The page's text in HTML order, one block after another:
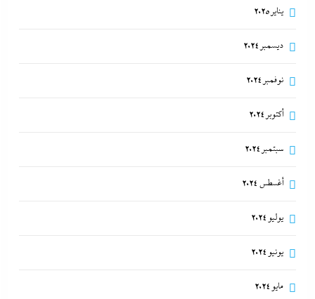
يناير 2025
ديسمبر 2024
نوفمبر 2024
أكتوبر 2024
سبتمبر 2024
أغسطس 2024
يوليو 2024
يونيو 2024
مايو 2024